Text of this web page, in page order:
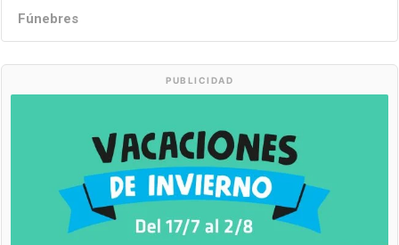
Fúnebres
PUBLICIDAD